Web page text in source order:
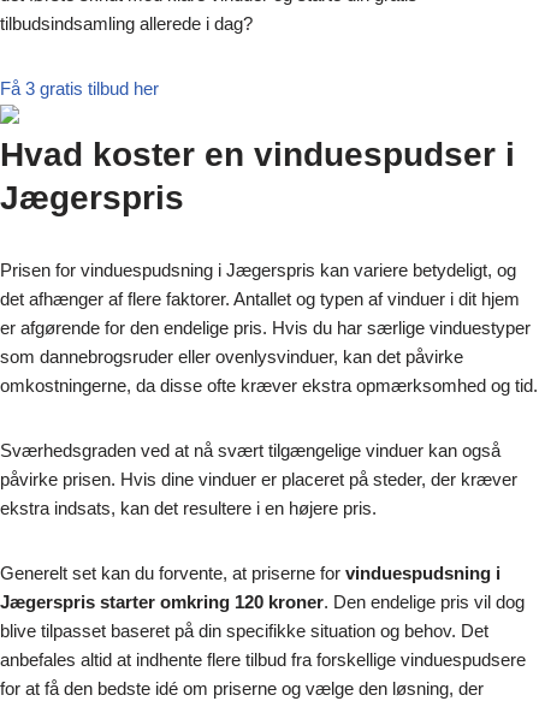
tilbudsindsamling allerede i dag?
Få 3 gratis tilbud her
Hvad koster en vinduespudser i
Jægerspris
Prisen for vinduespudsning i Jægerspris kan variere betydeligt, og
det afhænger af flere faktorer. Antallet og typen af vinduer i dit hjem
er afgørende for den endelige pris. Hvis du har særlige vinduestyper
som dannebrogsruder eller ovenlysvinduer, kan det påvirke
omkostningerne, da disse ofte kræver ekstra opmærksomhed og tid.
Sværhedsgraden ved at nå svært tilgængelige vinduer kan også
påvirke prisen. Hvis dine vinduer er placeret på steder, der kræver
ekstra indsats, kan det resultere i en højere pris.
Generelt set kan du forvente, at priserne for vinduespudsning i
Jægerspris starter omkring 120 kroner. Den endelige pris vil dog
blive tilpasset baseret på din specifikke situation og behov. Det
anbefales altid at indhente flere tilbud fra forskellige vinduespudsere
for at få den bedste idé om priserne og vælge den løsning, der